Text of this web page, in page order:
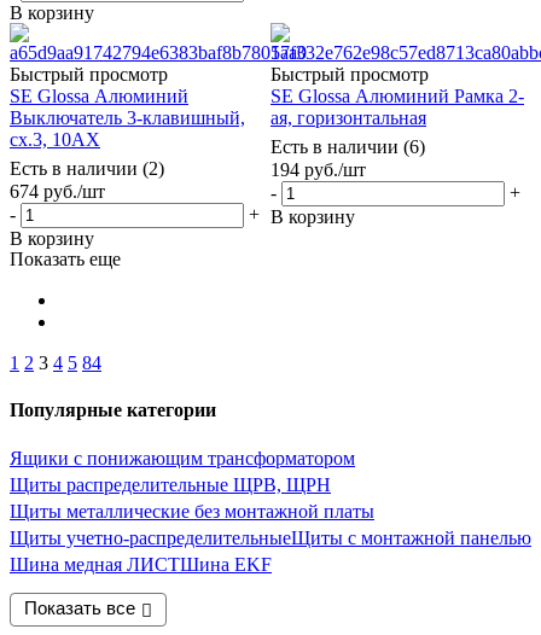
В корзину
Быстрый просмотр
SE Glossa Алюминий
Выключатель 3-клавишный,
сх.3, 10АХ
Есть в наличии (2)
674 руб./шт
-
+
В корзину
Быстрый просмотр
SE Glossa Алюминий Рамка 2-
ая, горизонтальная
Есть в наличии (6)
194 руб./шт
-
+
В корзину
Показать еще
1 2 3 4 5 84
Популярные категории
Ящики с понижающим трансформатором
Щиты распределительные ЩРВ, ЩРН
Щиты металлические без монтажной платы
Щиты учетно-распределительныеЩиты с монтажной панелью
Шина медная ЛИСТШина EKF
Показать все